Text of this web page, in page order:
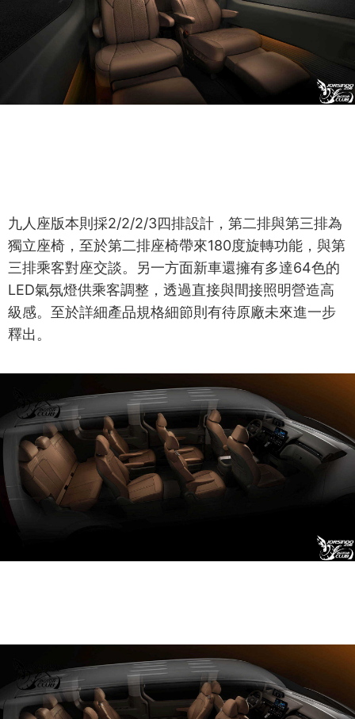
九人座版本則採2/2/2/3四排設計，第二排與第三排為
獨立座椅，至於第二排座椅帶來180度旋轉功能，與第
三排乘客對座交談。另一方面新車還擁有多達64色的
LED氣氛燈供乘客調整，透過直接與間接照明營造高
級感。至於詳細產品規格細節則有待原廠未來進一步
釋出。